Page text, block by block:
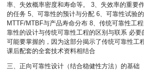
率、失效概率密度和寿命等。 3、失效率的重要
的任务 5、可靠性的预计与分配 6、可靠性试验的
MTTF/MTBF与产品寿命分布 8、传统可靠性工
靠性的设计与传统可靠性工程的区别与联系 必
可能要掌握的，因为这部分揭示了传统可靠性工
课后配套的全套技术资料相结合
三、正向可靠性设计（结合稳健性方法）的基础